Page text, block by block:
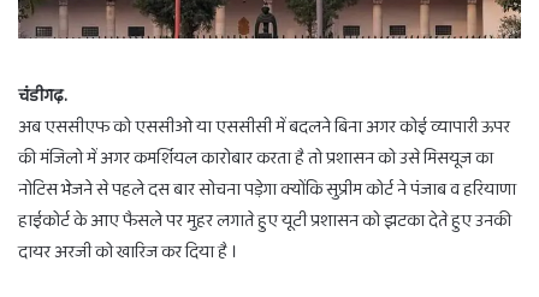
चंडीगढ़.
अब एससीएफ को एससीओ या एससीसी में बदलने बिना अगर कोई व्यापारी ऊपर
की मंजिलो में अगर कमर्शियल कारोबार करता है तो प्रशासन को उसे मिसयूज का
नोटिस भेजने से पहले दस बार सोचना पड़ेगा क्योंकि सुप्रीम कोर्ट ने पंजाब व हरियाणा
हाईकोर्ट के आए फैसले पर मुहर लगाते हुए यूटी प्रशासन को झटका देते हुए उनकी
दायर अरजी को खारिज कर दिया है ।